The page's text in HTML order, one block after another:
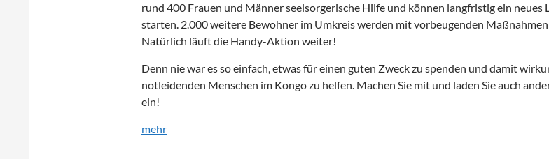
rund 400 Frauen und Männer seelsorgerische Hilfe und können langfristig ein neues
starten. 2.000 weitere Bewohner im Umkreis werden mit vorbeugenden
Natürlich läuft die Handy-Aktion weiter!
Denn nie war es so einfach, etwas für einen guten Zweck zu spenden und damit
notleidenden Menschen im Kongo zu helfen. Machen Sie mit und laden Sie auch
ein!
mehr